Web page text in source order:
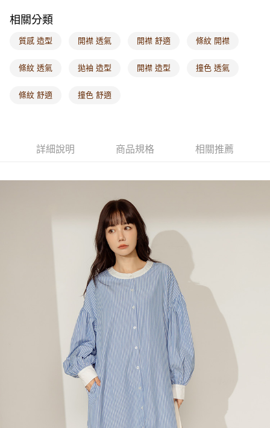
每筆NT$60，滿NT$1,000(含以上)免運費
海外配送-港/澳/新/馬/泰國專屬 查看運費
海外配送-其他亞洲地區 查看運費
相關分類
質感 造型 開襟 透氣 開襟 舒適 條紋 開襟
條紋 透氣 拋袖 造型 開襟 造型 撞色 透氣
條紋 舒適 撞色 舒適
詳細說明 商品規格 相關推薦